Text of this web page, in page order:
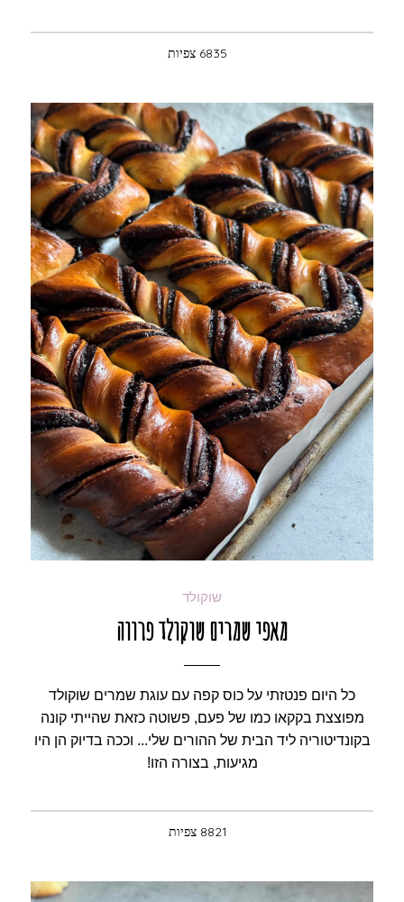
6835 צפיות
שוקולד
מאפי שמרים שוקולד פרווה
כל היום פנטזתי על כוס קפה עם עוגת שמרים שוקולד
מפוצצת בקקאו כמו של פעם, פשוטה כזאת שהייתי קונה
בקונדיטוריה ליד הבית של ההורים שלי... וככה בדיוק הן היו
מגיעות, בצורה הזו!
8821 צפיות